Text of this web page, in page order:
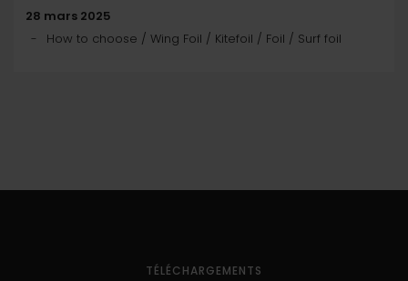
28 mars 2025
How to choose / Wing Foil / Kitefoil / Foil / Surf foil
TÉLÉCHARGEMENTS